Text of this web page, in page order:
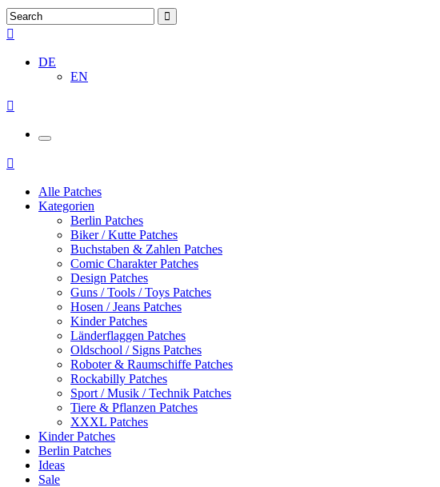
DE
EN
Alle Patches
Kategorien
Berlin Patches
Biker / Kutte Patches
Buchstaben & Zahlen Patches
Comic Charakter Patches
Design Patches
Guns / Tools / Toys Patches
Hosen / Jeans Patches
Kinder Patches
Länderflaggen Patches
Oldschool / Signs Patches
Roboter & Raumschiffe Patches
Rockabilly Patches
Sport / Musik / Technik Patches
Tiere & Pflanzen Patches
XXXL Patches
Kinder Patches
Berlin Patches
Ideas
Sale